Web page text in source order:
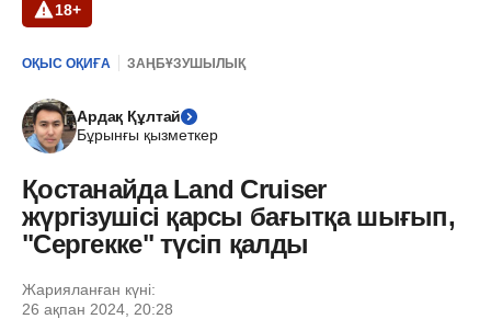
18+
ОҚЫС ОҚИҒА ЗАҢБҰЗУШЫЛЫҚ
Ардақ Құлтай
Бұрынғы қызметкер
Қостанайда Land Cruiser
жүргізушісі қарсы бағытқа шығып,
"Сергекке" түсіп қалды
Жарияланған күні:
26 ақпан 2024, 20:28